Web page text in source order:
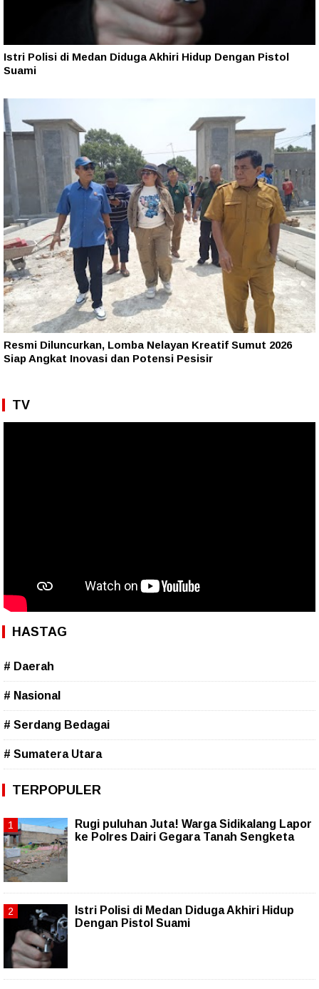
Istri Polisi di Medan Diduga Akhiri Hidup Dengan Pistol
Suami
Resmi Diluncurkan, Lomba Nelayan Kreatif Sumut 2026
Siap Angkat Inovasi dan Potensi Pesisir
TV
HASTAG
# Daerah
# Nasional
# Serdang Bedagai
# Sumatera Utara
TERPOPULER
Rugi puluhan Juta! Warga Sidikalang Lapor
ke Polres Dairi Gegara Tanah Sengketa
Istri Polisi di Medan Diduga Akhiri Hidup
Dengan Pistol Suami